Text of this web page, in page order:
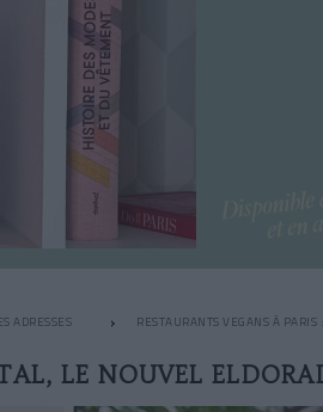
ADRESSES RESTAURANTS VEGANS À
LE NOUVEL